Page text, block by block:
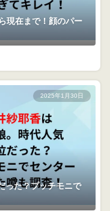
現在まで！顔のパー
2025年1月30日
った？プッチモニで